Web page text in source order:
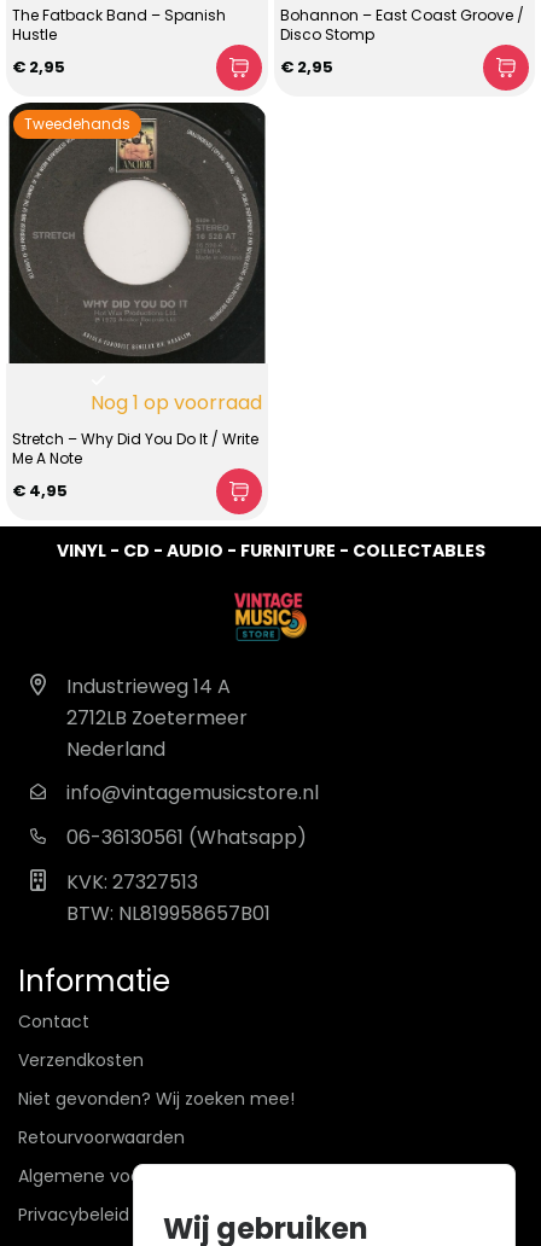
The Fatback Band – Spanish
Hustle
€ 2,95
Bohannon – East Coast Groove /
Disco Stomp
€ 2,95
Tweedehands
Nog 1 op voorraad
Stretch – Why Did You Do It / Write
Me A Note
€ 4,95
VINYL - CD - AUDIO - FURNITURE - COLLECTABLES
Industrieweg 14 A
2712LB Zoetermeer
Nederland
info@vintagemusicstore.nl
06-36130561 (Whatsapp)
KVK: 27327513
BTW: NL819958657B01
Informatie
Contact
Verzendkosten
Niet gevonden? Wij zoeken mee!
Retourvoorwaarden
Algemene voorwaarden
Privacybeleid
Wij gebruiken